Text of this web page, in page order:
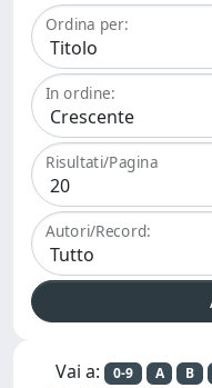
Ordina per:
In ordine:
Risultati/Pagina
Autori/Record:
Vai a: 0-9 A B